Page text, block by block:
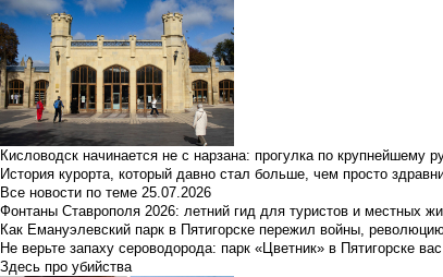
Кисловодск начинается не с нарзана: прогулка по крупнейшему
История курорта, который давно стал больше, чем просто
Все новости по теме 25.07.2026
Фонтаны Ставрополя 2026: летний гид для туристов и местных
Как Емануэлевский парк в Пятигорске пережил войны,
Не верьте запаху сероводорода: парк «Цветник» в Пятигорске
Здесь про убийства